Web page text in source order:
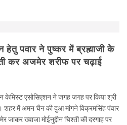
पवार ने पुष्कर में ब्रह्माजी के
कर अजमेर शरीफ पर चढ़ाई
केमिस्ट एसोसिएशन ने जगह जगह पर किया श्री
शहर में अमन चैन की दुआ मांगने विक्रमसिंह पंवार
ख्वाजा मोईनुद्दीन चिश्ती की दरगाह पर